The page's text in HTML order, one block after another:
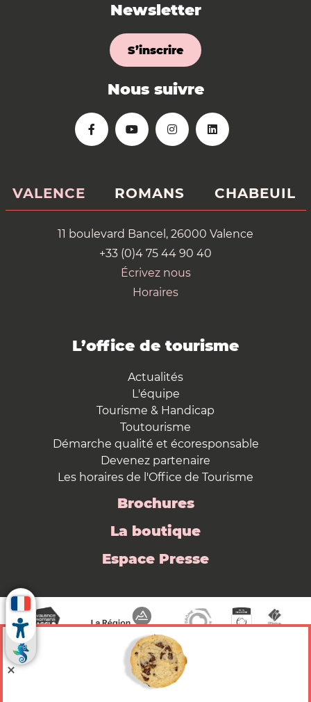
Newsletter
S’inscrire
Nous suivre
VALENCE ROMANS CHABEUIL
11 boulevard Bancel, 26000 Valence
+33 (0)4 75 44 90 40
Écrivez nous
Horaires
L’office de tourisme
Actualités
L'équipe
Tourisme & Handicap
Toutourisme
Démarche qualité et écoresponsable
Devenez partenaire
Les horaires de l'Office de Tourisme
Brochures
La boutique
Espace Presse